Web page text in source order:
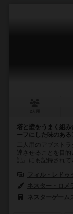
塔と壁をうまく組
ーフにした味のある
二人用のアブスト
達させることを目
記』にも記録され
フィル・レドゥ
ネスター・ロ
ネスターゲーム